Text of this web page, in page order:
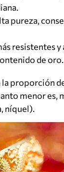
pureza,
resistentes
de oro.
la proporción
menor es,
níquel).